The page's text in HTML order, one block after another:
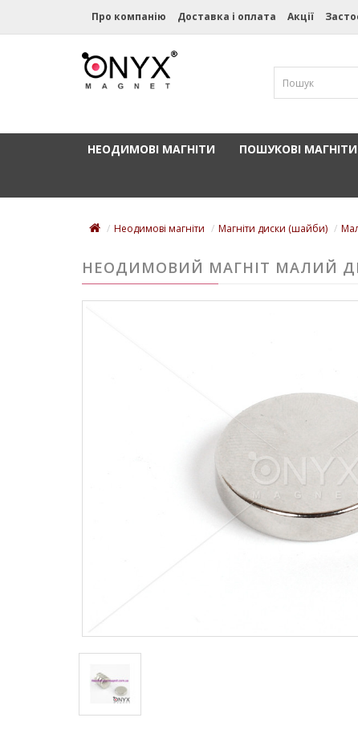
Про компанію Доставка і оплата Акції
НЕОДИМОВІ МАГНІТИ ПОШУКОВІ МАГНІТИ
Неодимові магніти Магніти диски (шайби)
НЕОДИМОВИЙ МАГНІТ МАЛИЙ